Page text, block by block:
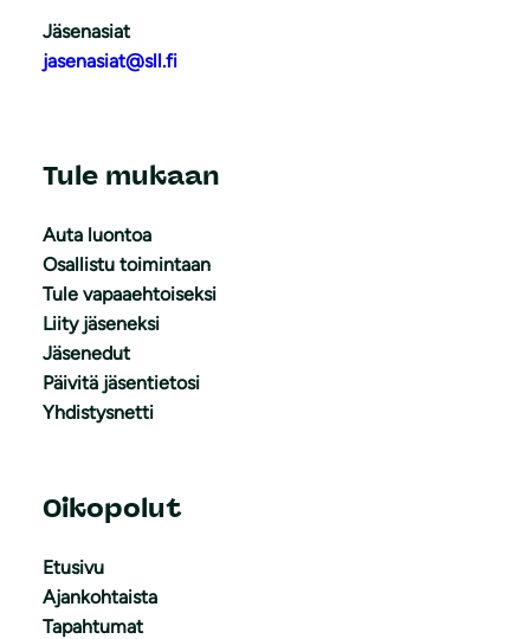
Jäsenasiat
jasenasiat@sll.fi
Tule mukaan
Auta luontoa
Osallistu toimintaan
Tule vapaaehtoiseksi
Liity jäseneksi
Jäsenedut
Päivitä jäsentietosi
Yhdistysnetti
Oikopolut
Etusivu
Ajankohtaista
Tapahtumat